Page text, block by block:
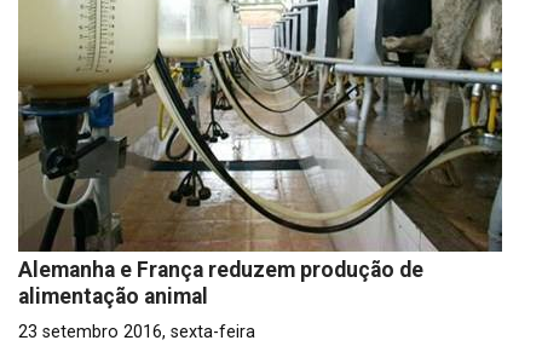
Alemanha e França reduzem produção de
alimentação animal
23 setembro 2016, sexta-feira